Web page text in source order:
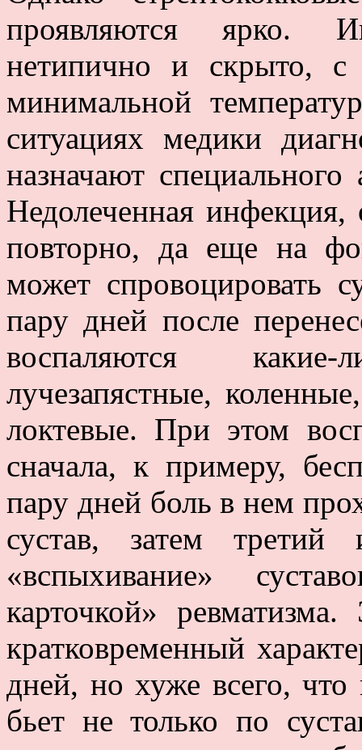
проявляются ярко.
нетипично и скрыто, с
минимальной
ситуациях медики
назначают специального
Недолеченная инфекция,
повторно, да еще на
может спровоцировать
пару дней после
воспаляются
лучезапястные,
локтевые. При этом
сначала, к примеру,
пару дней боль в нем
сустав, затем
«вспыхивание»
карточкой»
кратковременный
дней, но хуже всего,
бьет не только по